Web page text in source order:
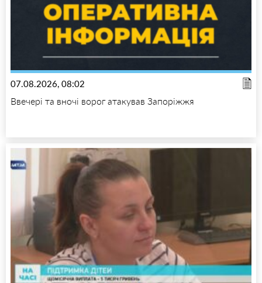
07.08.2026, 08:02
Ввечері та вночі ворог атакував Запоріжжя